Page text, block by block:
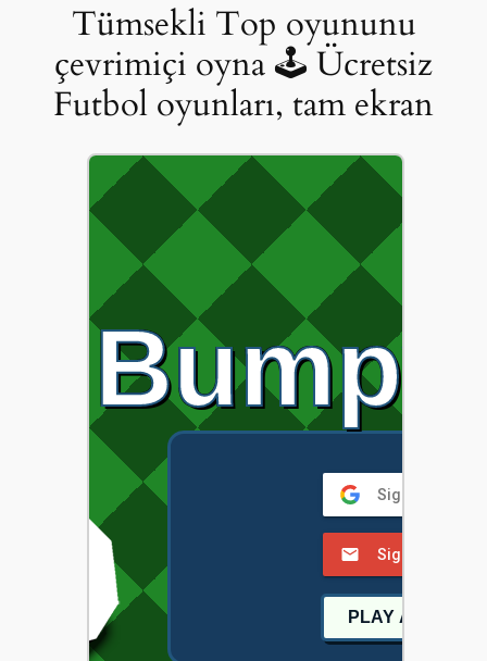
Tümsekli Top oyununu
çevrimiçi oyna 🕹 Ücretsiz
Futbol oyunları, tam ekran